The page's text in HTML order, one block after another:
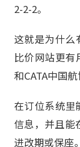
2-2-2。
这就是为什么
比价网站更
和CATA中国航
在订位系统里
信息，并且能
进改期或保座。